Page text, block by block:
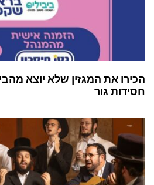
הכירו את המגזין שלא יוצא
חסידות גור